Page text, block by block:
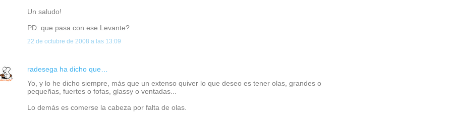
Un saludo!
PD: que pasa con ese Levante?
22 de octubre de 2008 a las 13:09
radesega ha dicho que…
Yo, y lo he dicho siempre, más que un extenso quiver lo que deseo es tener olas, grandes o
pequeñas, fuertes o fofas, glassy o ventadas...
Lo demás es comerse la cabeza por falta de olas.